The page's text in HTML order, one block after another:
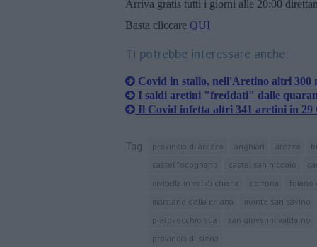
Arriva gratis tutti i giorni alle 20:00
Basta cliccare QUI
Ti potrebbe interessare anche:
Covid in stallo, nell'Aretino altri 300
I saldi aretini "freddati" dalle
Il Covid infetta altri 341 aretini in 29
Tag provincia di arezzo anghiari arezzo
castel focognano
castel san niccolò
civitella in val di chiana
cortona foiano
marciano della chiana
monte san savino
pratovecchio stia
san giovanni valdarno
provincia di siena